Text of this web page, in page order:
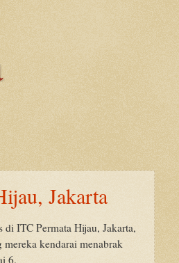
Jakarta
ITC Permata Hijau, Jakarta,
mereka kendarai menabrak
6.